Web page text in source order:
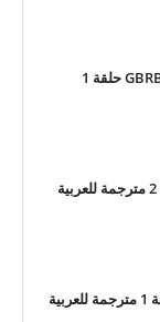
برنامج GBRB: Reap What You Sow حلقة 1
برنامج نادي الأصدقاء السري حلقة 1 مترجمة للعربية